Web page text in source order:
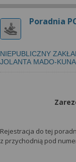
Poradnia
NIEPUBLICZNY
JOLANTA MADO-KUNA
Rejestracja do tej
z przychodnią pod